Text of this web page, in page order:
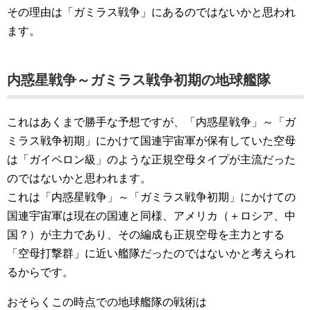
その理由は「ガミラス戦争」にあるのではないかと思われ
ます。
内惑星戦争～ガミラス戦争初期の地球艦隊
これはあくまで勝手な予想ですが、「内惑星戦争」～「ガ
ミラス戦争初期」にかけて国連宇宙軍が保有していた空母
は「ガイペロン級」のような正規空母タイプが主流だった
のではないかと思われます。
これは「内惑星戦争」～「ガミラス戦争初期」にかけての
国連宇宙軍は現在の国連と同様、アメリカ（＋ロシア、中
国？）が主力であり、その編成も正規空母を主力とする
「空母打撃群」に近い艦隊だったのではないかと考えられ
るからです。
おそらくこの時点での地球艦隊の戦術は